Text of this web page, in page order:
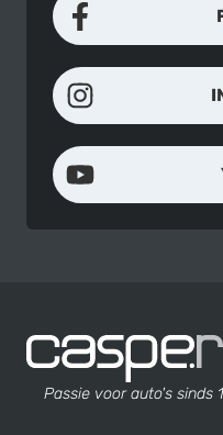
Passie voor auto's sinds